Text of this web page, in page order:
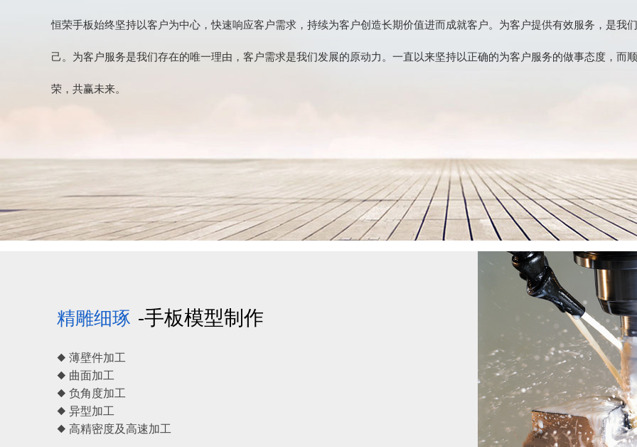
恒荣手板始终坚持以客户为中心，快速响应客户需求，持续为客户创造长期价值进而成就客户。为客户提供有效服务，是我
己。为客户服务是我们存在的唯一理由，客户需求是我们发展的原动力。一直以来坚持以正确的为客户服务的做事态度，而
荣，共赢未来。
精雕细琢 -手板模型制作
◆ 薄壁件加工
◆ 曲面加工
◆ 负角度加工
◆ 异型加工
◆ 高精密度及高速加工